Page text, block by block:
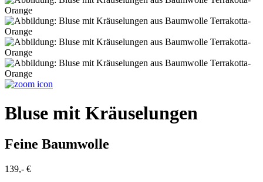
Bluse mit Kräuselungen
Feine Baumwolle
139,- €